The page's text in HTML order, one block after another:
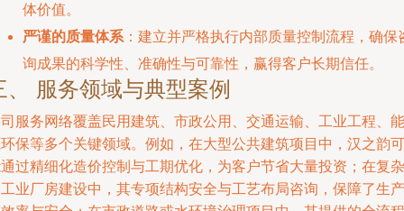
体价值。
严谨的质量体系 ：建立并严格执行内部质量控制流程，确保
询成果的科学性、准确性与可靠性，赢得客户长期信任。
、 服务领域与典型案例
服务网络覆盖民用建筑、市政公用、交通运输、工业工程、能
保等多个关键领域。例如，在大型公共建筑项目中，汉之韵可
过精细化造价控制与工期优化，为客户节省大量投资；在复杂
业厂房建设中，其专项结构安全与工艺布局咨询，保障了生产